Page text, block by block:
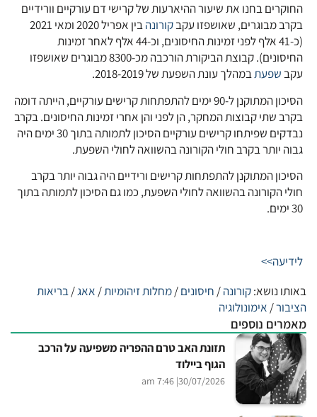
החוקרים בחנו את שיעור ההיארעות של קרישי דם עורקיים וורידיים
בקרב מבוגרים, שאושפזו עקבקורונה
בין אפריל 2020 ומאי 2021
(כ-41 אלף לפני זמינות החיסונים, וכ-44 אלף לאחר זמינות
החיסונים). קבוצת הביקורת הורכבה מכ-8300 מבוגרים שאושפזו
עקבשפעתבמהלך עונת השפעת של 2018-2019.
הסיכון המתוקנן ל-90 ימים להתפתחות קרישים עורקיים, הייתה דומה
בקרב שתי קבוצות המחקר, הן לפני והן אחרי זמינות החיסונים. בקרב
נבדקים שפיתחו קרישים עורקיים הסיכון לתמותה בתוך 30 ימים היה
גבוה יותר בקרב חולי הקורונה בהשוואה לחולי השפעת.
הסיכון המתוקנן להתפתחות קרישים ורידיים היה גבוה יותר בקרב
חולי הקורונה בהשוואה לחולי השפעת, כמו גם הסיכון לתמותה בתוך
30 ימים.
לידיעה>>
באותו נושא:קורונה/ חיסונים/מחלות זיהומיות/ אאג/בריאות
הציבור/ אימונולוגיה
מאמרים נוספים
תזונת האב טרם ההפריה משפיעה על הרכב
הגוף ביילוד
30/07/2026
| 7:46 am